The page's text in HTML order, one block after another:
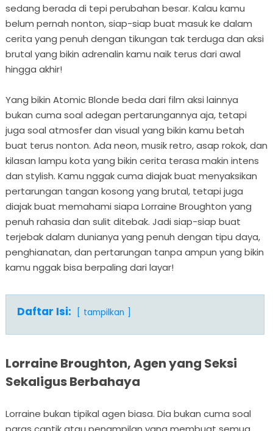
sedang berada di tepi perubahan besar. Kalau kamu
belum pernah nonton, siap-siap buat masuk ke dalam
cerita yang penuh dengan tikungan tak terduga dan aksi
brutal yang bikin adrenalin kamu naik terus dari awal
hingga akhir!
Yang bikin Atomic Blonde beda dari film aksi lainnya
bukan cuma soal adegan pertarungannya aja, tetapi
juga soal atmosfer dan visual yang bikin kamu betah
buat terus nonton. Ada neon, musik retro, asap rokok, dan
kilasan lampu kota yang bikin cerita terasa makin intens
dan stylish. Kamu nggak cuma diajak buat menyaksikan
pertarungan tangan kosong yang brutal, tetapi juga
diajak buat memahami siapa Lorraine Broughton yang
penuh rahasia dan sulit ditebak. Jadi siap-siap buat
terjebak dalam dunianya yang penuh dengan tipu daya,
penghianatan, dan pertarungan tanpa ampun yang bikin
kamu nggak bisa berpaling dari layar!
Daftar Isi: tampilkan
Lorraine Broughton, Agen yang Seksi
Sekaligus Berbahaya
Lorraine bukan tipikal agen biasa. Dia bukan cuma soal